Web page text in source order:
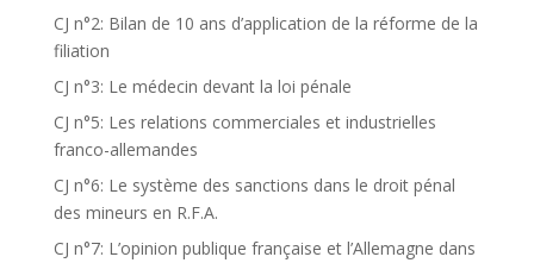
CJ n°2: Bilan de 10 ans d’application de la réforme de la
filiation
CJ n°3: Le médecin devant la loi pénale
CJ n°5: Les relations commerciales et industrielles
franco-allemandes
CJ n°6: Le système des sanctions dans le droit pénal
des mineurs en R.F.A.
CJ n°7: L’opinion publique française et l’Allemagne dans